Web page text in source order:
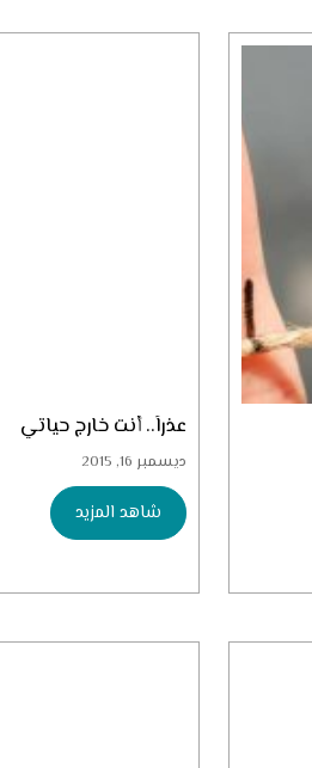
عذراً.. أنت خارج حياتي
ديسمبر 16, 2015
شاهد المزيد